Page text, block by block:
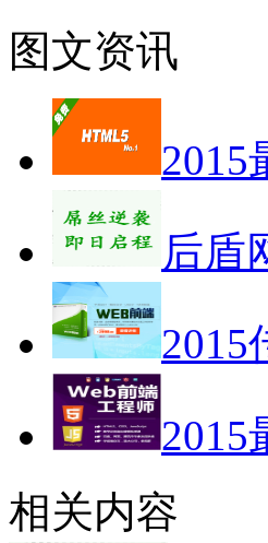
图文资讯
2015
后盾
2015
2015
相关内容